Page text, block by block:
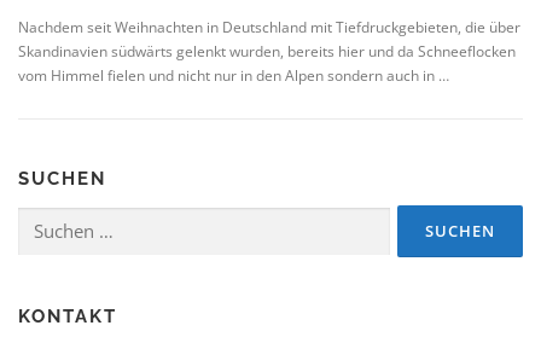
Nachdem seit Weihnachten in Deutschland mit Tiefdruckgebieten, die über
Skandinavien südwärts gelenkt wurden, bereits hier und da Schneeflocken
vom Himmel fielen und nicht nur in den Alpen sondern auch in …
SUCHEN
nach:
KONTAKT